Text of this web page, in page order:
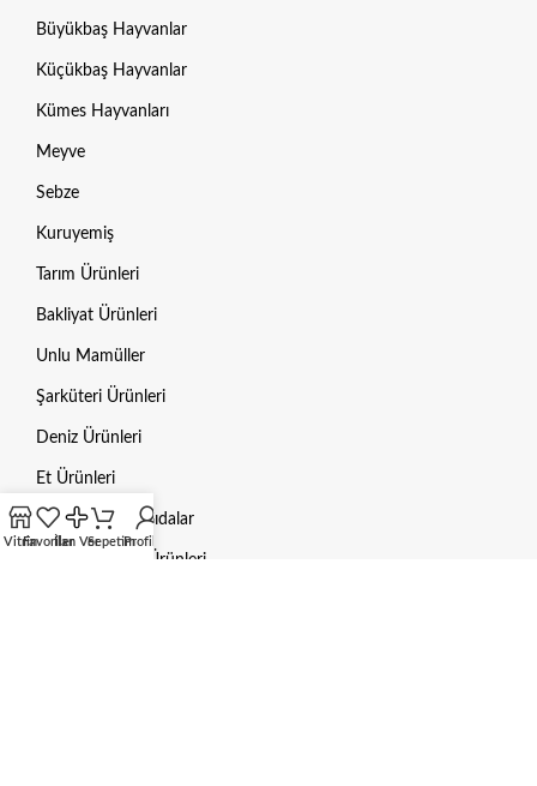
Büyükbaş Hayvanlar
Küçükbaş Hayvanlar
Kümes Hayvanları
Meyve
Sebze
Kuruyemiş
Tarım Ürünleri
Bakliyat Ürünleri
Unlu Mamüller
Şarküteri Ürünleri
Deniz Ürünleri
Et Ürünleri
Dondurulmuş Gıdalar
Hayvan Bakım Ürünleri
VitrinFavorilerİlan VerSepetimProfilim